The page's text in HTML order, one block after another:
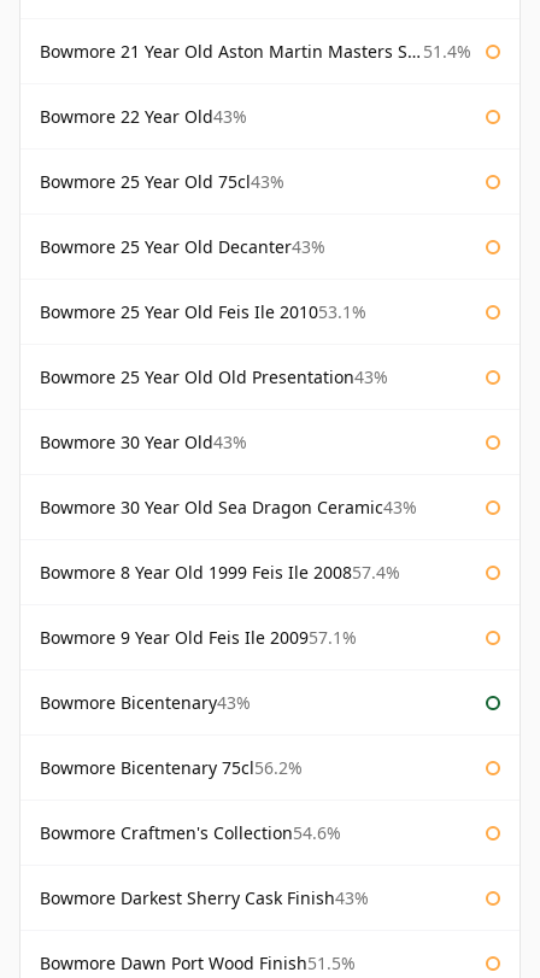
Bowmore 21 Year Old Aston Martin Masters Selection 2024 51.4%
Bowmore 22 Year Old43%
Bowmore 25 Year Old 75cl43%
Bowmore 25 Year Old Decanter43%
Bowmore 25 Year Old Feis Ile 201053.1%
Bowmore 25 Year Old Old Presentation43%
Bowmore 30 Year Old43%
Bowmore 30 Year Old Sea Dragon Ceramic43%
Bowmore 8 Year Old 1999 Feis Ile 200857.4%
Bowmore 9 Year Old Feis Ile 200957.1%
Bowmore Bicentenary43%
Bowmore Bicentenary 75cl56.2%
Bowmore Craftmen's Collection54.6%
Bowmore Darkest Sherry Cask Finish43%
Bowmore Dawn Port Wood Finish51.5%